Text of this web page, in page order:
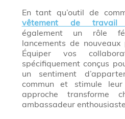
En tant qu’outil de
vêtement de travail
également un rôle
lancements de
Équiper vos
spécifiquement conçus
un sentiment
commun et stimule
approche transforme
ambassadeur